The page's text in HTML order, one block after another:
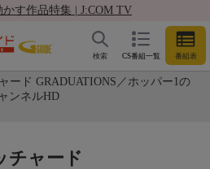
す作品特集 | J:COM TV
CS番組一覧 番組表
検索
ード GRADUATIONS／ホッパー1の
ンネルHD
チャード